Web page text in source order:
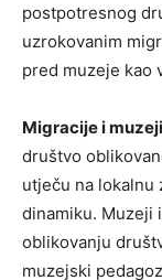
postpotresnog
uzrokovanim
pred muzeje kao
Migracije i
društvo
utječu na lokalnu
dinamiku. Muzeji
oblikovanju
muzejski